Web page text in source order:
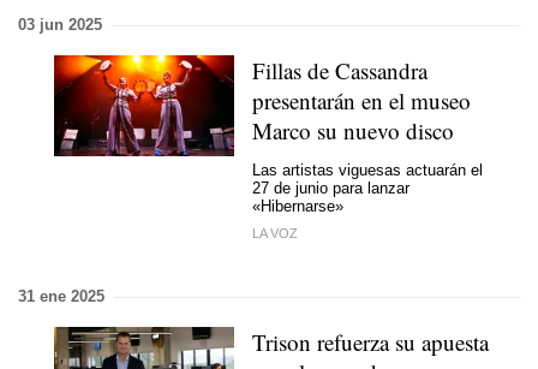
03 jun 2025
Fillas de Cassandra
presentarán en el museo
Marco su nuevo disco
Las artistas viguesas actuarán el
27 de junio para lanzar
«Hibernarse»
LA VOZ
31 ene 2025
Trison refuerza su apuesta